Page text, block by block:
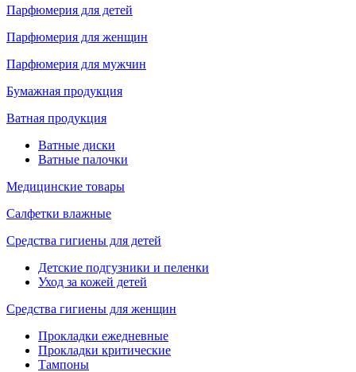
Парфюмерия для детей
Парфюмерия для женщин
Парфюмерия для мужчин
Бумажная продукция
Ватная продукция
Ватные диски
Ватные палочки
Медицинские товары
Салфетки влажные
Средства гигиены для детей
Детские подгузники и пеленки
Уход за кожей детей
Средства гигиены для женщин
Прокладки ежедневные
Прокладки критические
Тампоны